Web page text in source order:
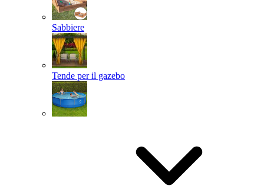
Sabbiere
Tende per il gazebo